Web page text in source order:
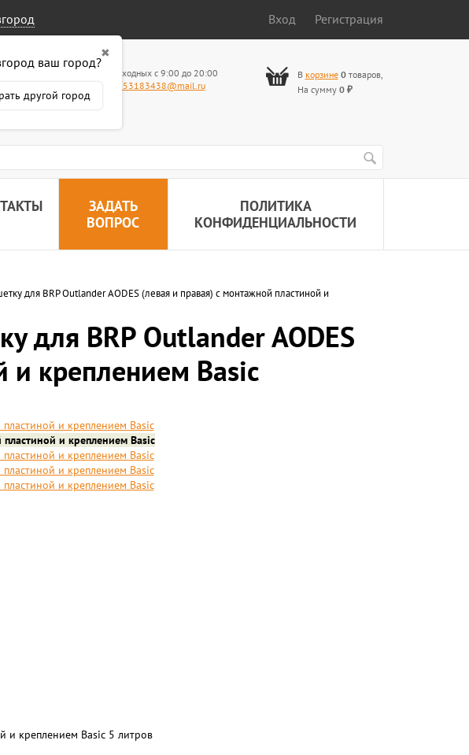
✖
ваш город?
другой город
Вход Регистрация
Работаем без выходных с 9:00 до 20:00
89653183438@mail.ru
В корзине 0товаров,
На сумму 0 ₽
ЗАДАТЬ
ВОПРОС
ПОЛИТИКА
КОНФИДЕНЦИАЛЬНОСТИ
для BRP Outlander AODES (левая и правая) с монтажной пластиной и
для BRP Outlander AODES
и креплением Basic
и креплением Basic 5 литров